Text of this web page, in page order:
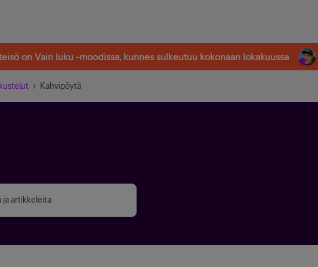
on Vain luku -moodissa, kunnes sulkeutuu kokonaan lokakuussa
Kahvipöytä